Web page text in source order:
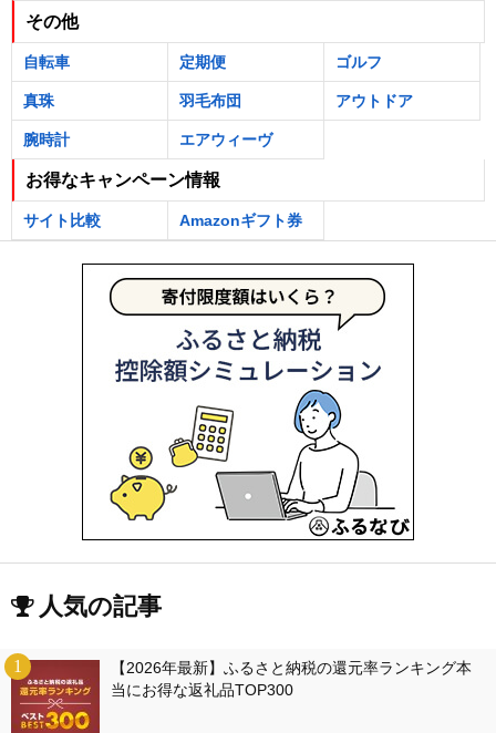
その他
自転車 定期便 ゴルフ
真珠 羽毛布団 アウトドア
腕時計 エアウィーヴ
お得なキャンペーン情報
サイト比較 Amazonギフト券
人気の記事
【2026年最新】ふるさと納税の還元率ランキング本
当にお得な返礼品TOP300